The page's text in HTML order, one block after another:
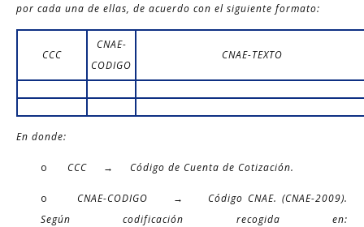
por cada una de ellas, de acuerdo con el siguiente formato:
CCC
CNAE-
CODIGO
CNAE-TEXTO
En donde:
o CCC → Código de Cuenta de Cotización.
o CNAE-CODIGO → Código CNAE. (CNAE-2009).
Según codificación recogida en: